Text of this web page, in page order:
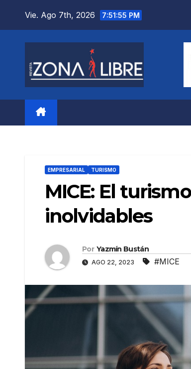
Vie. Ago 7th, 2026 7:51:56 PM
EMPRESARIAL TURISMO
MICE: El
inolvidables
Por Yazmín Bustán
AGO 22, 2023 #MICE